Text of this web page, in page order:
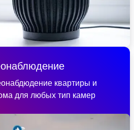
квартиры и
для любых тип камер